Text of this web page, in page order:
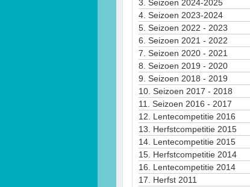
3. Seizoen 2024-2025
4. Seizoen 2023-2024
5. Seizoen 2022 - 2023
6. Seizoen 2021 - 2022
7. Seizoen 2020 - 2021
8. Seizoen 2019 - 2020
9. Seizoen 2018 - 2019
10. Seizoen 2017 - 2018
11. Seizoen 2016 - 2017
12. Lentecompetitie 2016
13. Herfstcompetitie 2015
14. Lentecompetitie 2015
15. Herfstcompetitie 2014
16. Lentecompetitie 2014
17. Herfst 2011